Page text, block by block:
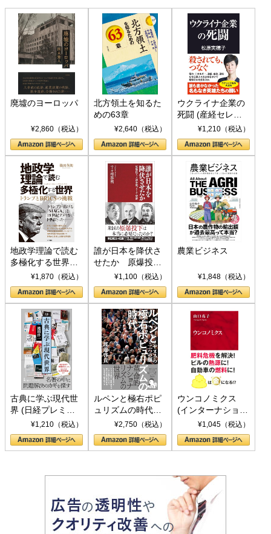
廃墟のヨーロッパ
¥2,860（税込）
北方領土を知るた
めの63章
¥2,640（税込）
ウクライナ企業の
死闘 (産経セレク
ト S 039)¥1,210（税込）
地政学理論で読む
多極化する世界：
トランプとBRICS
の挑戦
¥1,870（税込）
誰が日本を降伏さ
せたか 原爆投
下、ソ連参戦、そ
して聖断 (PHP新
書)
¥1,100（税込）
農業ビジネス
¥1,848（税込）
古典に学ぶ現代世
界 (日経プレミア
シリーズ)¥1,210（税込）
ルペンと極右ポピ
ュリズムの時代：
〈ヤヌス〉の二つ
の顔
¥2,750（税込）
ウンコノミクス
(インターナショナ
ル新書)¥1,045（税込）